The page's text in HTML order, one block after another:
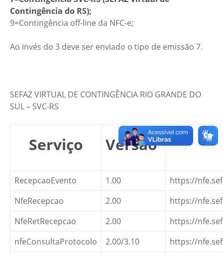
Contingência do RS);
9=Contingência off-line da NFC-e;
Ao invés do 3 deve ser enviado o tipo de emissão 7.
SEFAZ VIRTUAL DE CONTINGÊNCIA RIO GRANDE DO
SUL – SVC-RS
Serviço Versão
RecepcaoEvento 1.00
https://
NfeRecepcao
2.00
https://
NfeRetRecepcao
2.00
https://
nfeConsultaProtocolo
2.00/3.10
https://